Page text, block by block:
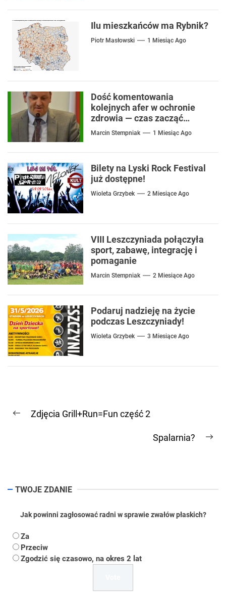
Ilu mieszkańców ma Rybnik?
Piotr Masłowski 1 Miesiąc Ago
Dość komentowania
kolejnych afer w ochronie
zdrowia — czas zacząć
mówić o rozwiązaniach
Marcin Stempniak 1 Miesiąc Ago
Bilety na Lyski Rock Festival
już dostępne!
Wioleta Grzybek 2 Miesiące Ago
VIII Leszczyniada połączyła
sport, zabawę, integrację i
pomaganie
Marcin Stempniak 2 Miesiące Ago
Podaruj nadzieję na życie
podczas Leszczyniady!
Wioleta Grzybek 3 Miesiące Ago
wpisu
Previous
Zdjęcia Grill+Run=Fun część 2
Spalarnia?
TWOJE ZDANIE
Jak powinni zagłosować radni w sprawie zwałów płaskich?
Za
Przeciw
Zgodzić się czasowo, na okres 2 lat